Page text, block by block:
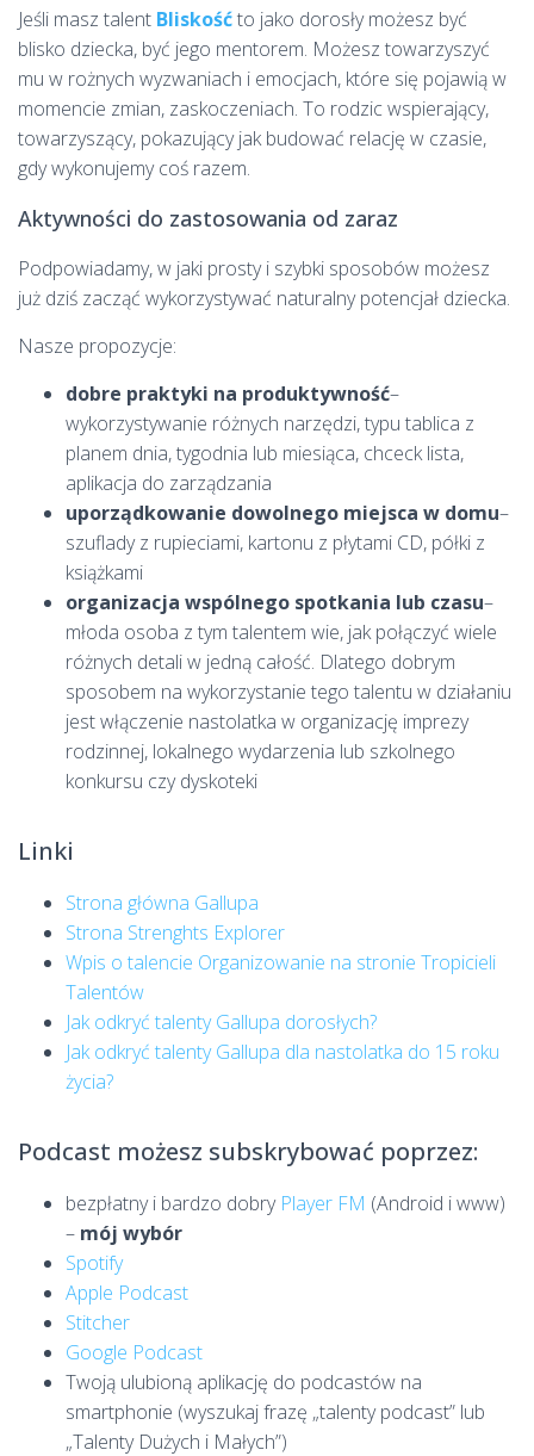
Jeśli masz talent Bliskośćto jako dorosły możesz być
blisko dziecka, być jego mentorem. Możesz towarzyszyć
mu w rożnych wyzwaniach i emocjach, które się pojawią w
momencie zmian, zaskoczeniach. To rodzic wspierający,
towarzyszący, pokazujący jak budować relację w czasie,
gdy wykonujemy coś razem.
Aktywności do zastosowania od zaraz
Podpowiadamy, w jaki prosty i szybki sposobów możesz
już dziś zacząć wykorzystywać naturalny potencjał dziecka.
Nasze propozycje:
dobre praktyki na produktywność–
wykorzystywanie różnych narzędzi, typu tablica z
planem dnia, tygodnia lub miesiąca, chceck lista,
aplikacja do zarządzania
uporządkowanie dowolnego miejsca w domu–
szuflady z rupieciami, kartonu z płytami CD, półki z
książkami
organizacja wspólnego spotkania lub czasu–
młoda osoba z tym talentem wie, jak połączyć wiele
różnych detali w jedną całość. Dlatego dobrym
sposobem na wykorzystanie tego talentu w działaniu
jest włączenie nastolatka w organizację imprezy
rodzinnej, lokalnego wydarzenia lub szkolnego
konkursu czy dyskoteki
Linki
Strona główna Gallupa
Strona Strenghts Explorer
Wpis o talencie Organizowanie na stronie Tropicieli
Talentów
Jak odkryć talenty Gallupa dorosłych?
Jak odkryć talenty Gallupa dla nastolatka do 15 roku
życia?
Podcast możesz subskrybować poprzez:
bezpłatny i bardzo dobry Player FM (Android i www)
– mój wybór
Spotify
Apple Podcast
Stitcher
Google Podcast
Twoją ulubioną aplikację do podcastów na
smartphonie (wyszukaj frazę „talenty podcast” lub
„Talenty Dużych i Małych”)